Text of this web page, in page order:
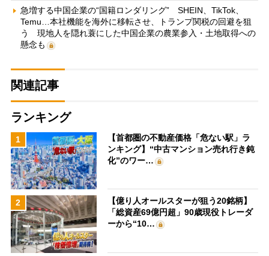
急増する中国企業の“国籍ロンダリング” SHEIN、TikTok、
Temu…本社機能を海外に移転させ、トランプ関税の回避を狙
う 現地人を隠れ蓑にした中国企業の農業参入・土地取得への
懸念も
関連記事
ランキング
1
【首都圏の不動産価格「危ない駅」ラ
ンキング】“中古マンション売れ行き鈍
化”のワー…
2
【億り人オールスターが狙う20銘柄】
「総資産69億円超」90歳現役トレーダ
ーから“10…